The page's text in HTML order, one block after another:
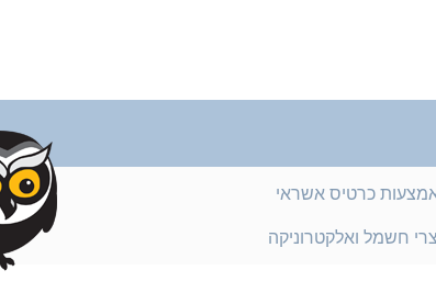
כרטיס אשראי
חשמל ואלקטרוניקה